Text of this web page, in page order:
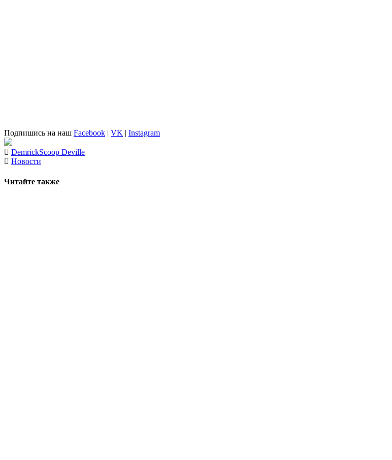
Подпишись на наш Facebook | VK | Instagram
DemrickScoop Deville
Новости
Читайте также